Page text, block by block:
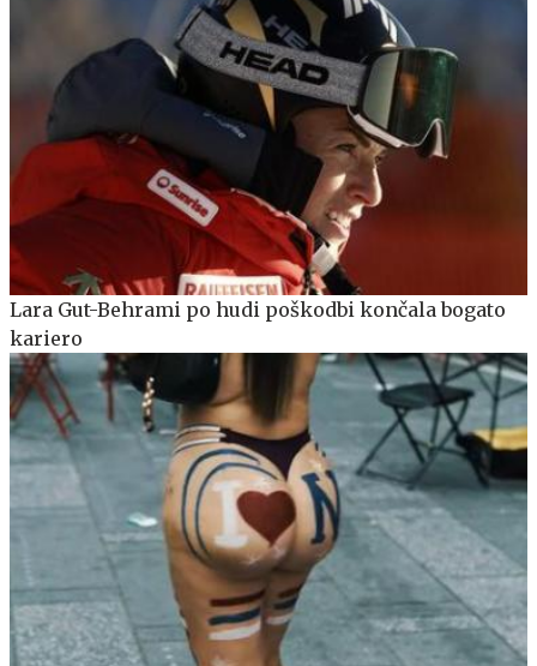
Lara Gut-Behrami po hudi poškodbi končala bogato
kariero